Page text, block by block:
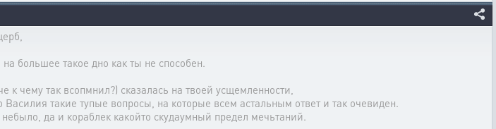
большее такое дно как ты не способен.
чему так всопмнил?) сказалась на твоей усщемленности,
такие тупые вопросы, на которые всем астальным ответ и так очевиден.
да и кораблек какойто скудаумный предел мечьтаний.